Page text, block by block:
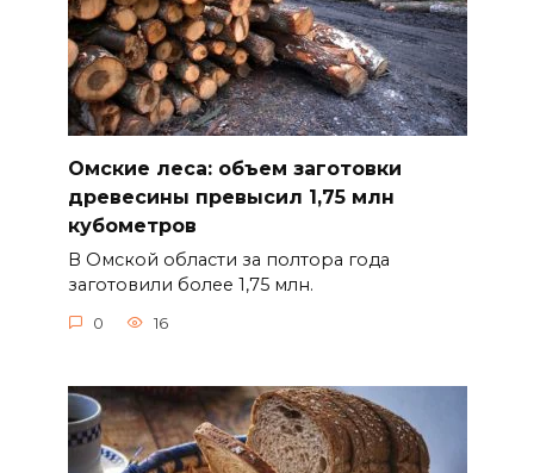
Омские леса: объем заготовки
древесины превысил 1,75 млн
кубометров
В Омской области за полтора года
заготовили более 1,75 млн.
0 16